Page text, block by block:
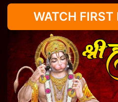
WATCH FIRST